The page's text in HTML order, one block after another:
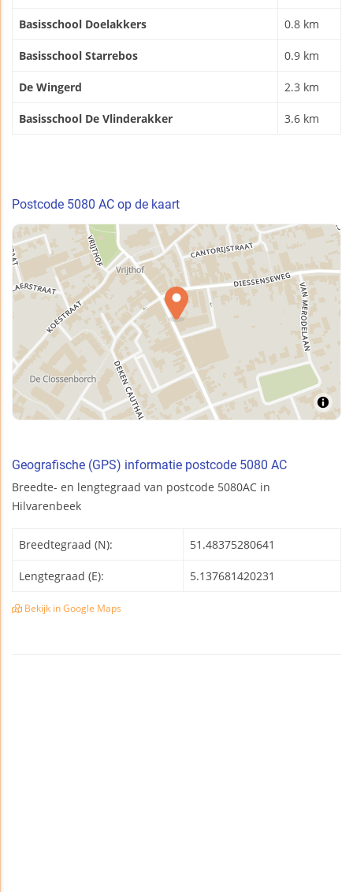
Basisschool Doelakkers 0.8 km
Basisschool Starrebos 0.9 km
De Wingerd 2.3 km
Basisschool De Vlinderakker 3.6 km
Postcode 5080 AC op de kaart
Geografische (GPS) informatie postcode 5080 AC
Breedte- en lengtegraad van postcode 5080AC in
Hilvarenbeek
Breedtegraad (N): 51.48375280641
Lengtegraad (E): 5.137681420231
Bekijk in Google Maps